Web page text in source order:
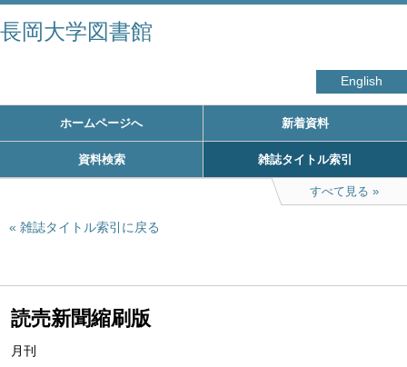
長岡大学図書館
English
ホームページへ 新着資料
資料検索 雑誌タイトル索引
すべて見る
雑誌タイトル索引に戻る
読売新聞縮刷版
月刊